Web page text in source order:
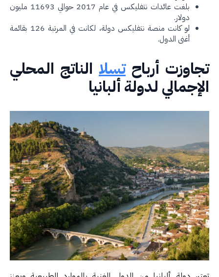
بلغت عائدات نتفليكس في عام 2017 حوالي 11693 مليون
لو كانت منصة نتفليكس دولة، لكانت في المرتبة 126 بقائمة
أغنى الدول.
أرباحتسلاالناتج المحلي
لدولة ألبانيا